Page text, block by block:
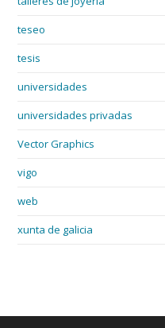
teseo
tesis
universidades
universidades privadas
Vector Graphics
vigo
web
xunta de galicia